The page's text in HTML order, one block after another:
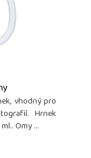
vhodný pro
Hrnek
Omy ...